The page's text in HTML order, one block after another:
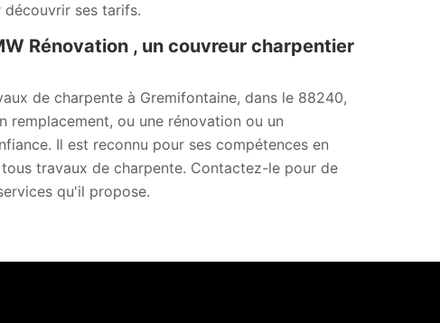
ses tarifs.
Rénovation , un couvreur charpentier
de charpente à Gremifontaine, dans le 88240,
remplacement, ou une rénovation ou un
Il est reconnu pour ses compétences en
travaux de charpente. Contactez-le pour de
qu'il propose.